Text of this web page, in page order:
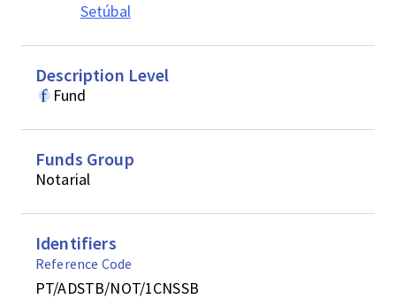
Setúbal
Description Level
Fund
Funds Group
Notarial
Identifiers
Reference Code
PT/ADSTB/NOT/1CNSSB